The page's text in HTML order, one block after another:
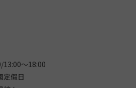
13:00～18:00
定假日